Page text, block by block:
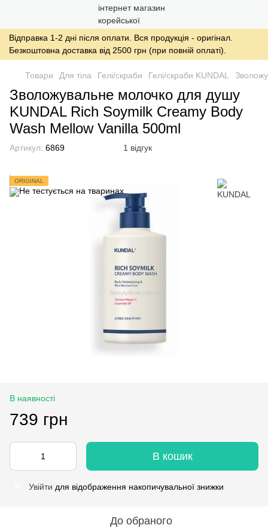
Відправка 1-2 дні після оплати. Вся продукція - оригінал.
Безкоштовна доставка від 2500 грн (при повній оплаті).
Товари Для тіла Гелі/скраби Гелі/скраби KUNDAL
Зволожувальне молочко для душу
KUNDAL Rich Soymilk Creamy Body
Wash Mellow Vanilla 500ml
Артикул: 6869 1 відгук
ORIGINAL
В наявності
739 грн
В кошик
Увійти для відображення накопичувальної знижки
До обраного